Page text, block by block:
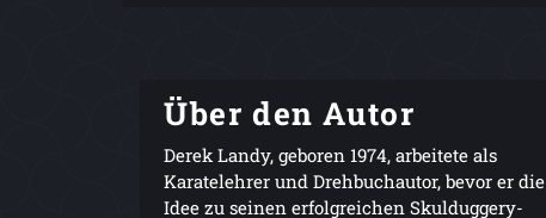
Über den Autor
Derek Landy, geboren 1974, arbeitete als
Karatelehrer und Drehbuchautor, bevor er die
Idee zu seinen erfolgreichen Skulduggery-